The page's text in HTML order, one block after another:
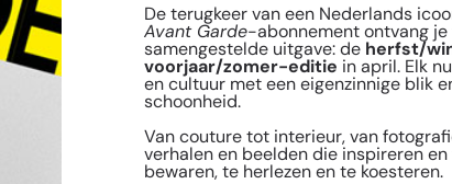
De terugkeer van een Nederlands
Avant Garde-abonnement ontvang je
samengestelde uitgave: de herfst/
voorjaar/zomer-editie in april. Elk
en cultuur met een eigenzinnige blik
schoonheid.
Van couture tot interieur, van
verhalen en beelden die inspireren
bewaren, te herlezen en te koesteren.